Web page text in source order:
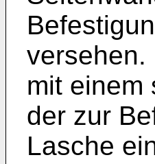
versehen.
mit einem
der zur
Lasche